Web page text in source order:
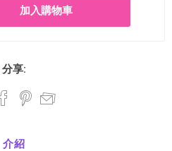
分享:
介紹